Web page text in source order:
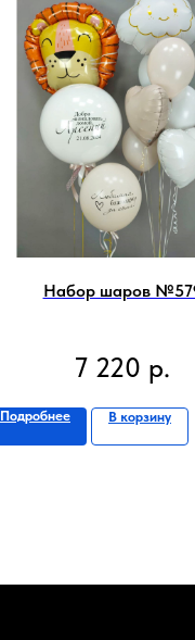
Набор шаров
7 220 р.
Подробнее В корзину